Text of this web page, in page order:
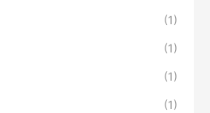
(1)
(1)
(1)
(1)